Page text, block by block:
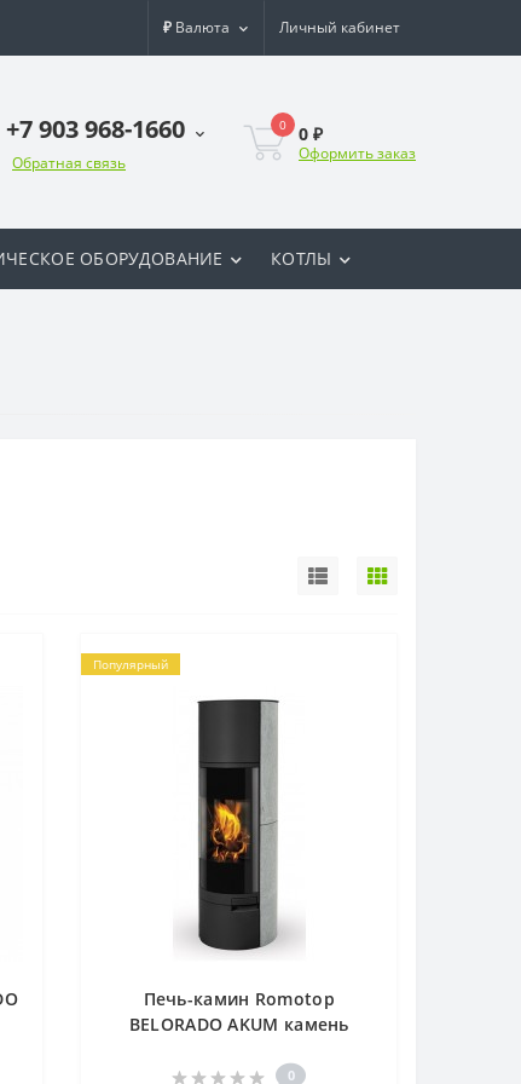
₽ Валюта Личный кабинет
+7 903 968-1660
Обратная связь
0 0 ₽
Оформить заказ
ОБОРУДОВАНИЕ КОТЛЫ
Популярный
Печь-камин Romotop
BELORADO AKUM камень
0